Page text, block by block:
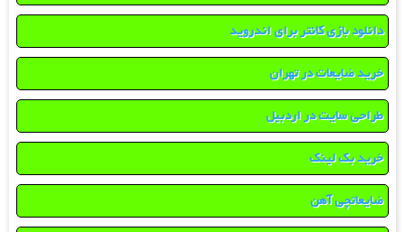
دانلود بازی کانتر برای اندروید
خرید ضایعات در تهران
طراحی سایت در اردبیل
خرید بک لینک
ضایعاتچی آهن